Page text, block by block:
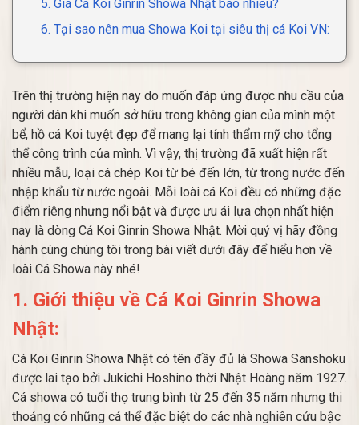
5. Giá Cá Koi Ginrin Showa Nhật bao nhiêu?
6. Tại sao nên mua Showa Koi tại siêu thị cá Koi VN:
Trên thị trường hiện nay do muốn đáp ứng được nhu cầu của
người dân khi muốn sở hữu trong không gian của mình một
bể, hồ cá Koi tuyệt đẹp để mang lại tính thẩm mỹ cho tổng
thể công trình của mình. Vì vậy, thị trường đã xuất hiện rất
nhiều mẫu, loại cá chép Koi từ bé đến lớn, từ trong nước đến
nhập khẩu từ nước ngoài. Mỗi loài cá Koi đều có những đặc
điểm riêng nhưng nổi bật và được ưu ái lựa chọn nhất hiện
nay là dòng Cá Koi Ginrin Showa Nhật. Mời quý vị hãy đồng
hành cùng chúng tôi trong bài viết dưới đây để hiểu hơn về
loài Cá Showa này nhé!
1. Giới thiệu về Cá Koi Ginrin Showa
Nhật:
Cá Koi Ginrin Showa Nhật có tên đầy đủ là Showa Sanshoku
được lai tạo bởi Jukichi Hoshino thời Nhật Hoàng năm 1927.
Cá showa có tuổi thọ trung bình từ 25 đến 35 năm nhưng thi
thoảng có những cá thể đặc biệt do các nhà nghiên cứu bậc